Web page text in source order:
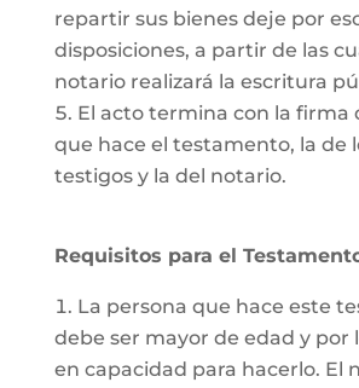
repartir sus bienes deje por
disposiciones, a partir de las
notario realizará la escritura
El acto termina con la firma
que hace el testamento, la de
testigos y la del notario.
Requisitos para el
La persona que hace este
debe ser mayor de edad y por
en capacidad para hacerlo. El